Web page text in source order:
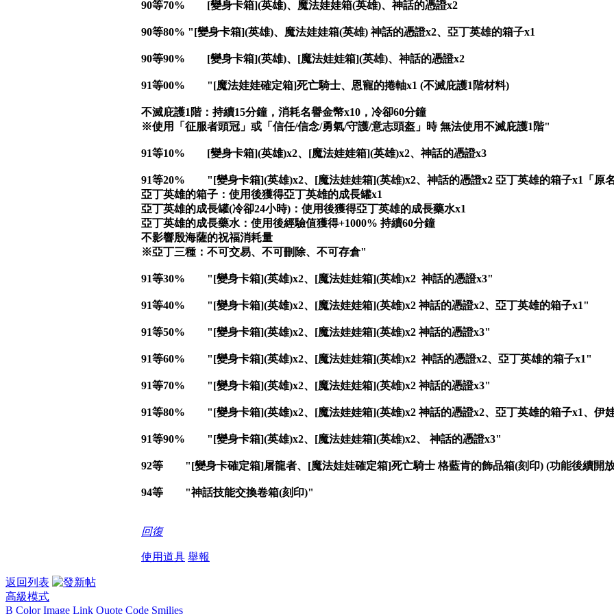
90等70% [變身卡箱](英雄)、魔法娃娃箱(英雄)、神話的憑證x2
90等80% "[變身卡箱](英雄)、魔法娃娃箱(英雄) 神話的憑證x2、亞丁英雄的箱子x1
90等90% [變身卡箱](英雄)、[魔法娃娃箱](英雄)、神話的憑證x2
91等00% "[魔法娃娃確定箱]死亡騎士、恩寵的捲軸x1 (不滅庇護1階材料)
不滅庇護1階：持續15分鐘，消耗名譽金幣x10，冷卻60分鐘
※使用「征服者頭冠」或「信任/信念/勇氣/守護/意志頭盔」時 無法使用不滅庇護1階"
91等10% [變身卡箱](英雄)x2、[魔法娃娃箱](英雄)x2、神話的憑證x3
91等20% "[變身卡箱](英雄)x2、[魔法娃娃箱](英雄)x2、神話的憑證x2 亞丁英雄的箱子x1「原名
亞丁英雄的箱子：使用後獲得亞丁英雄的成長罐x1
亞丁英雄的成長罐(冷卻24小時)：使用後獲得亞丁英雄的成長藥水x1
亞丁英雄的成長藥水：使用後經驗值獲得+1000% 持續60分鐘
不影響殷海薩的祝福消耗量
※亞丁三種：不可交易、不可刪除、不可存倉"
91等30% "[變身卡箱](英雄)x2、[魔法娃娃箱](英雄)x2 神話的憑證x3"
91等40% "[變身卡箱](英雄)x2、[魔法娃娃箱](英雄)x2 神話的憑證x2、亞丁英雄的箱子x1"
91等50% "[變身卡箱](英雄)x2、[魔法娃娃箱](英雄)x2 神話的憑證x3"
91等60% "[變身卡箱](英雄)x2、[魔法娃娃箱](英雄)x2 神話的憑證x2、亞丁英雄的箱子x1"
91等70% "[變身卡箱](英雄)x2、[魔法娃娃箱](英雄)x2 神話的憑證x3"
91等80% "[變身卡箱](英雄)x2、[魔法娃娃箱](英雄)x2 神話的憑證x2、亞丁英雄的箱子x1、伊
91等90% "[變身卡箱](英雄)x2、[魔法娃娃箱](英雄)x2、 神話的憑證x3"
92等 "[變身卡確定箱]屠龍者、[魔法娃娃確定箱]死亡騎士 格藍肯的飾品箱(刻印) (功能後續開
94等 "神話技能交換卷箱(刻印)"
回復
使用道具 舉報
返回列表
高級模式
B Color Image Link Quote Code Smilies